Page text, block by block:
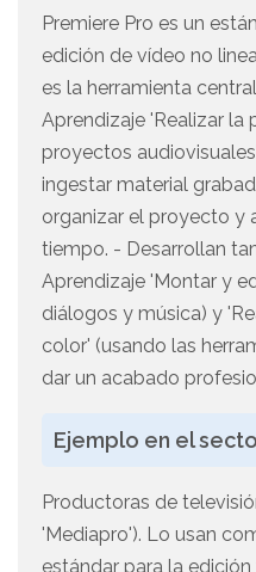
Premiere Pro es un
edición de vídeo no
es la herramienta
Aprendizaje 'Realizar
proyectos
ingestar material
organizar el proyecto y
tiempo. - Desarrollan
Aprendizaje 'Montar y
diálogos y música) y
color' (usando las
dar un acabado
Ejemplo en el
Productoras de
'Mediapro'). Lo usan
estándar para la